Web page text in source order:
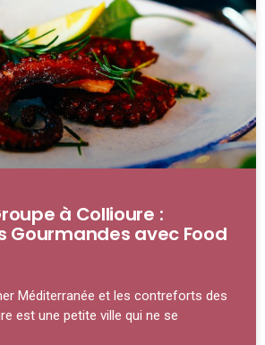
à Collioure :
Gourmandes avec Food
Méditerranée et les contreforts des
est une petite ville qui ne se